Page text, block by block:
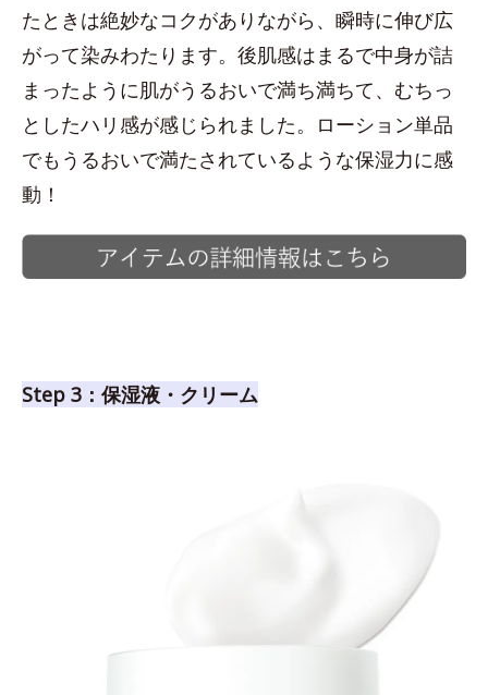
たときは絶妙なコクがありながら、瞬時に伸び広
がって染みわたります。後肌感はまるで中身が詰
まったように肌がうるおいで満ち満ちて、むちっ
としたハリ感が感じられました。ローション単品
でもうるおいで満たされているような保湿力に感
動！
Step 3：保湿液・クリーム